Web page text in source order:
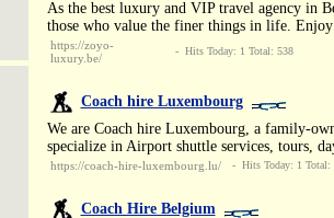
As the best luxury and VIP travel agency in
those who value the finer things in life. Enjoy
https://zoyo-
luxury.be/
- Hits Today: 1 Total: 538
Coach hire Luxembourg
We are Coach hire Luxembourg, a family-
specialize in Airport shuttle services, tours,
https://coach-hire-luxembourg.lu/ - Hits Today: 1 Total:
Coach Hire Belgium